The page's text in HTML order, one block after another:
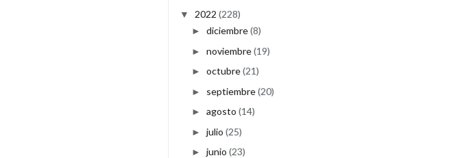
▼ 2022 (228)
► diciembre(8)
► noviembre(19)
► octubre(21)
► septiembre(20)
► agosto (14)
► julio (25)
► junio (23)